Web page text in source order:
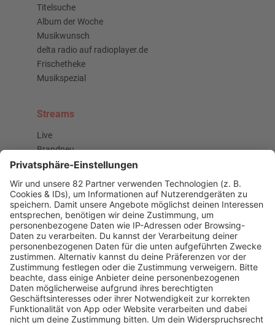
Titelsuche
Album der Woche
Musikwunsch
delta radio auf radioplayer.de
Frischetheke
Musikspezial
Streams
Live
Brandneu
Buzz Beat Boutique
Country
Chartbuster der Woche
Der beste Rockpop reloaded
Deutsch
Deutschrap Klassiker
EDM Dancefloor
Good Vibes
I Love Hamburg
Mallorca Party
Mitsingen
Top 100 Deutschrap